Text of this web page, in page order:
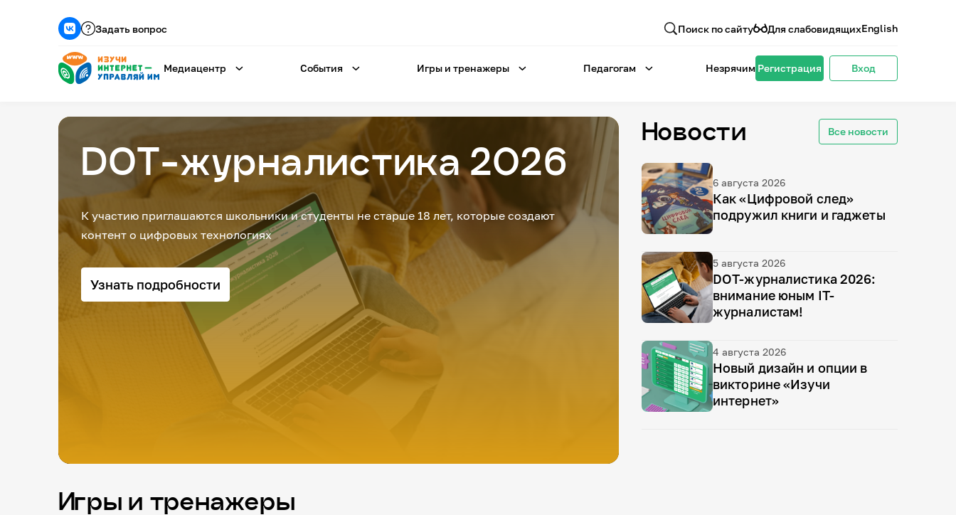
Задать вопрос Поиск по сайту Для слабовидящихEnglish
Медиацентр События Игры и тренажеры Педагогам Незрячим Регистрация Вход
DOT-журналистика 2026
К участию приглашаются школьники и студенты не старше 18 лет, которые создают
контент о цифровых технологиях
Узнать подробности
Профессия IT:
встречи с
айтишниками
Открыть плейлист
Новости Все новости
6 августа 2026
Как «Цифровой след»
подружил книги и гаджеты
5 августа 2026
DOT-журналистика 2026:
внимание юным IT-
журналистам!
4 августа 2026
Новый дизайн и опции в
викторине «Изучи
интернет»
Игры и тренажеры